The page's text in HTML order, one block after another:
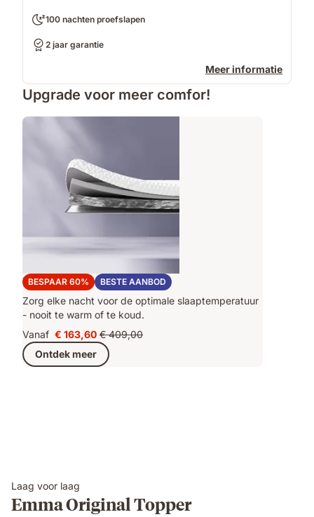
100 nachten proefslapen
2 jaar garantie
Meer informatie
Upgrade voor meer comfor!
BESPAAR 60% BESTE AANBOD
Emma Original Pro+ Topper
Zorg elke nacht voor de optimale slaaptemperatuur
- nooit te warm of te koud.
Vanaf Prijs
€ 163,60
€ 163,60Oorspronkelijke
prijs
€ 409,00
€ 409,00
Ontdek meer
Laag voor laag
Emma Original Topper